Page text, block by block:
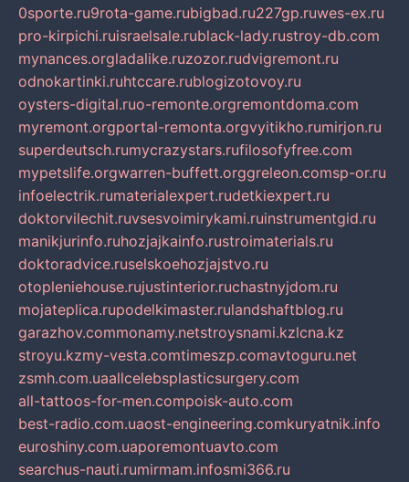
0sporte.ru9rota-game.rubigbad.ru227gp.ruwes-ex.ru
pro-kirpichi.ruisraelsale.rublack-lady.rustroy-db.com
mynances.orgladalike.ruzozor.rudvigremont.ru
odnokartinki.ruhtccare.rublogizotovoy.ru
oysters-digital.ruo-remonte.orgremontdoma.com
myremont.orgportal-remonta.orgvyitikho.rumirjon.ru
superdeutsch.rumycrazystars.rufilosofyfree.com
mypetslife.orgwarren-buffett.orggreleon.comsp-or.ru
infoelectrik.rumaterialexpert.rudetkiexpert.ru
doktorvilechit.ruvsesvoimirykami.ruinstrumentgid.ru
manikjurinfo.ruhozjajkainfo.rustroimaterials.ru
doktoradvice.ruselskoehozjajstvo.ru
otopleniehouse.rujustinterior.ruchastnyjdom.ru
mojateplica.rupodelkimaster.rulandshaftblog.ru
garazhov.commonamy.netstroysnami.kzlcna.kz
stroyu.kzmy-vesta.comtimeszp.comavtoguru.net
zsmh.com.uaallcelebsplasticsurgery.com
all-tattoos-for-men.compoisk-auto.com
best-radio.com.uaost-engineering.comkuryatnik.info
euroshiny.com.uaporemontuavto.com
searchus-nauti.rumirmam.infosmi366.ru